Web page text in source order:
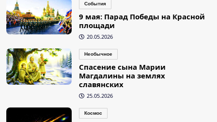
События
9 мая: Парад Победы на Красной
площади
20.05.2026
Необычное
Спасение сына Марии
Магдалины на землях
славянских
25.05.2026
Космос